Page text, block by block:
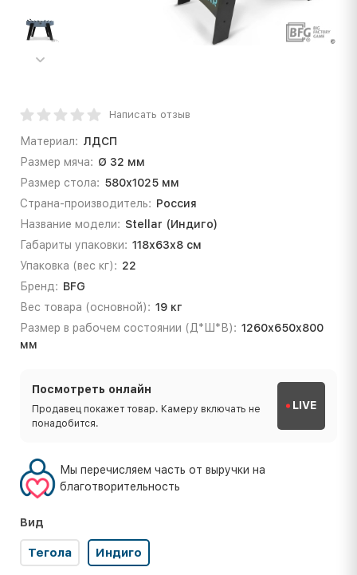
Написать отзыв
Материал: ЛДСП
Размер мяча: Ø 32 мм
Размер стола: 580х1025 мм
Страна-производитель: Россия
Название модели: Stellar (Индиго)
Габариты упаковки: 118х63х8 см
Упаковка (вес кг): 22
Бренд: BFG
Вес товара (основной): 19 кг
Размер в рабочем состоянии (Д*Ш*В): 1260х650х800
мм
Посмотреть онлайн
Продавец покажет товар. Камеру включать не
понадобится.
LIVE
Мы перечисляем часть от выручки на
благотворительность
Вид
Тегола Индиго